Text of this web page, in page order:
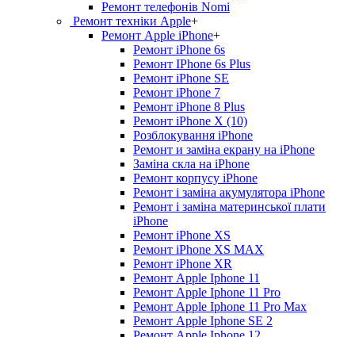
Ремонт телефонів Nomi
Ремонт техніки Apple+
Ремонт Apple iPhone+
Ремонт iPhone 6s
Ремонт IPhone 6s Plus
Ремонт iPhone SE
Ремонт iPhone 7
Ремонт iPhone 8 Plus
Ремонт iPhone X (10)
Розблокування iPhone
Ремонт и заміна екрану на iPhone
Заміна скла на iPhone
Ремонт корпусу iPhone
Ремонт і заміна акумулятора iPhone
Ремонт і заміна материнської плати
iPhone
Ремонт iPhone XS
Ремонт iPhone XS MAX
Ремонт iPhone XR
Ремонт Apple Iphone 11
Ремонт Apple Iphone 11 Pro
Ремонт Apple Iphone 11 Pro Max
Ремонт Apple Iphone SE 2